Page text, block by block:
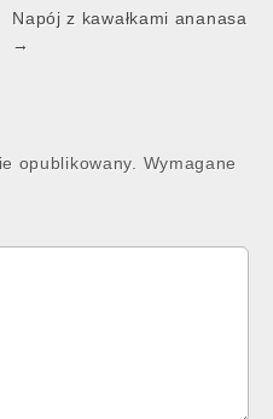
Napój z kawałkami ananasa
→
opublikowany.
Wymagane